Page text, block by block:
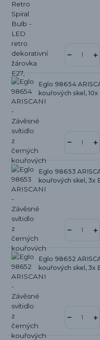
Eglo 98654
kouřových skel,
Eglo 98653
kouřových skel, 3x
Eglo 98652
kouřových skel, 3x